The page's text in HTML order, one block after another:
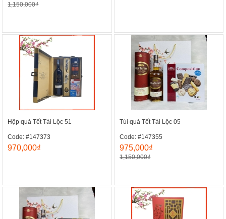
1,150,000₫
Hộp quà Tết Tài Lộc 51
Code: #147373
970,000₫
Túi quà Tết Tài Lộc 05
Code: #147355
975,000₫
1,150,000₫